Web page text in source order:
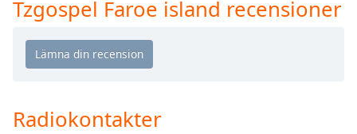
Chapters
descriptions
Tzgospel Faroe island recensioner
Radiokontakter